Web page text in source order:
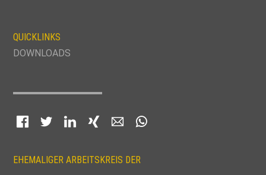
QUICKLINKS
DOWNLOADS
Facebook
Twitter LinkedInXing E-mail
EHEMALIGER ARBEITSKREIS DER